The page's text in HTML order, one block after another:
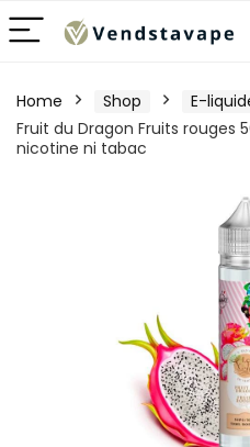
Home Shop E-
Fruit du Dragon Fruits rouges
nicotine ni tabac